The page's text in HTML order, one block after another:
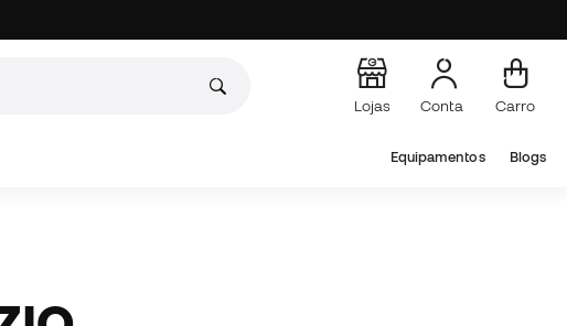
Lojas Conta Carro
Equipamentos Blogs